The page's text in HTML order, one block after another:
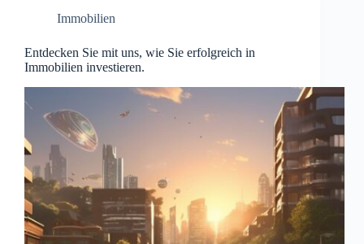
Immobilien
Entdecken Sie mit uns, wie Sie erfolgreich in
Immobilien investieren.